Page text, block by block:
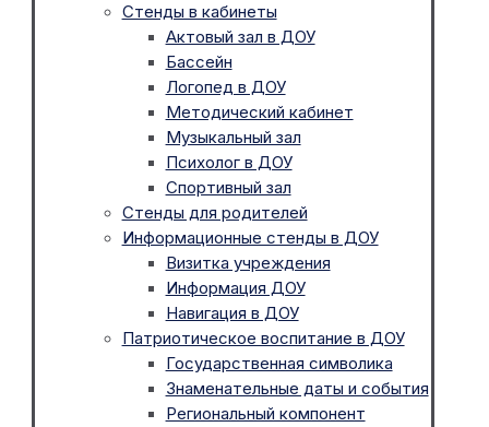
Стенды в кабинеты
Актовый зал в ДОУ
Бассейн
Логопед в ДОУ
Методический кабинет
Музыкальный зал
Психолог в ДОУ
Спортивный зал
Стенды для родителей
Информационные стенды в ДОУ
Визитка учреждения
Информация ДОУ
Навигация в ДОУ
Патриотическое воспитание в ДОУ
Государственная символика
Знаменательные даты и события
Региональный компонент